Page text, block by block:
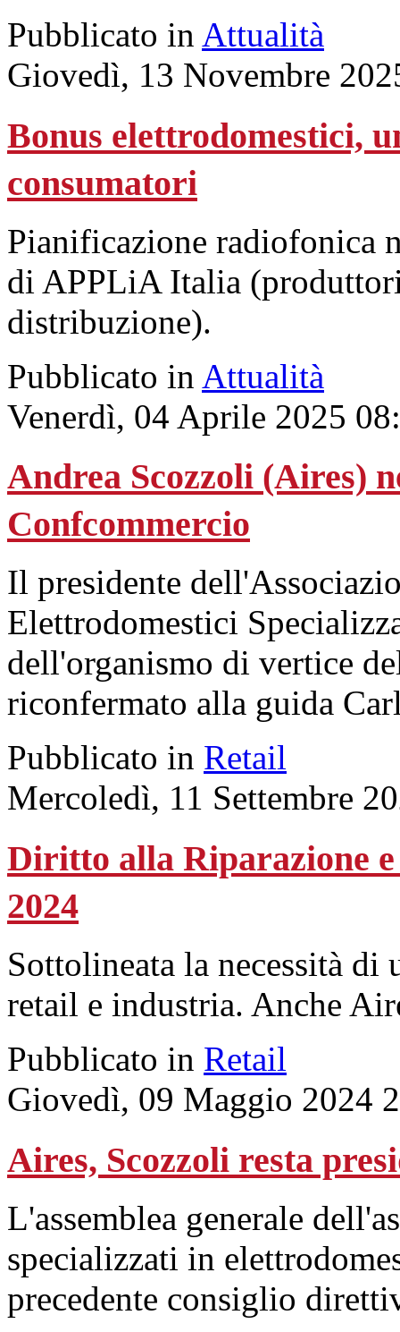
Pubblicato in Attualità
Giovedì, 13 Novembre
Bonus elettrodomestici,
consumatori
Pianificazione radiofonica
di APPLiA Italia
distribuzione).
Pubblicato in Attualità
Venerdì, 04 Aprile 2025
Andrea Scozzoli (Aires)
Confcommercio
Il presidente
Elettrodomestici
dell'organismo di vertice
riconfermato alla guida
Pubblicato in Retail
Mercoledì, 11 Settembre
Diritto alla Riparazione
2024
Sottolineata la necessità di
retail e industria. Anche
Pubblicato in Retail
Giovedì, 09 Maggio 2024
Aires, Scozzoli resta
L'assemblea generale
specializzati in
precedente consiglio